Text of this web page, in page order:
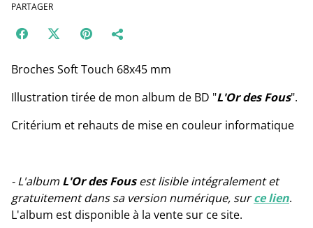
PARTAGER
Broches Soft Touch 68x45 mm
Illustration tirée de mon album de BD "L'Or des Fous".
Critérium et rehauts de mise en couleur informatique
- L'album L'Or des Fousest lisible intégralement et
gratuitement dans sa version numérique, surce lien.
L'album est disponible à la vente sur ce site.